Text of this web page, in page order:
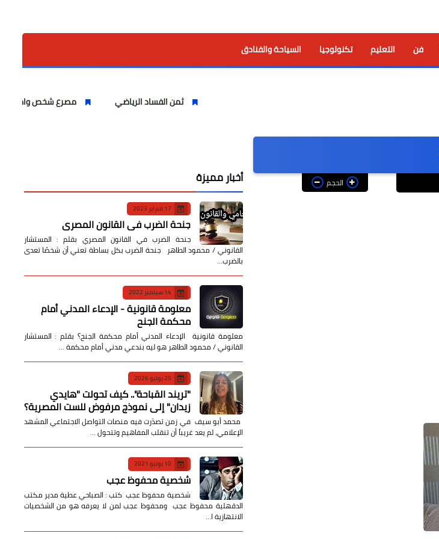
فن التعليم تكنولوجيا السياحة والفنادق
ثمن الفساد الرياضي مصرع شخص واصابة اخرين بشركة
الحجم أخبار مميزة
17 فبراير 2023
جنحة الضرب في القانون المصري
جنحة الضرب في القانون المصري بقلم : المستشار
القانوني / محمود الطاهر جنحة الضرب بكل بساطة تعني أن شخصًا تعدى
بالضرب…
14 سبتمبر 2022
معلومة قانونية - الإدعاء المدني أمام
محكمة الجنح
معلومة قانونية الإدعاء المدني أمام محكمة الجنح؟ بقلم : المستشار
القانوني / محمود الطاهر هو ليه بندعي مدني أمام محكمة …
25 يوليو 2026
​"تريند القباحة".. كيف تحولت "هايدي
زيدان" إلى نموذج مرفوض للست المصرية؟
​ محمد أبو سيف ​في زمن تصدّرت فيه منصات التواصل الاجتماعي المشهد
الإعلامي، لم يعد غريباً أن تنقلب المفاهيم وتتحول …
10 يونيو 2021
شخصية محفوظ عجب
شخصية محفوظ عجب كتب : الصباحي عطية مدير مكتب
الدقهلية محفوظ عجب ومحفوظ عجب لمن لا يعرفه هو من الشخصيات
الانتهازية ا…